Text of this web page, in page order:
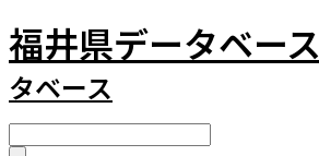
福井県データベース
タベース